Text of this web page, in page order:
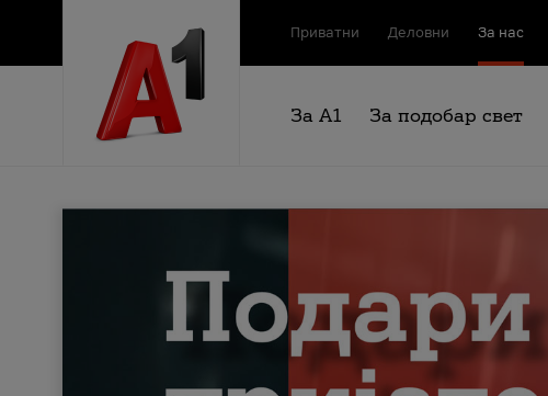
Приватни Деловни За нас
За А1 За подобар свет